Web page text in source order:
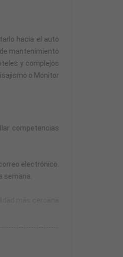
hacia el auto
mantenimiento
y complejos
o Monitor
competencias
electrónico.
semana.